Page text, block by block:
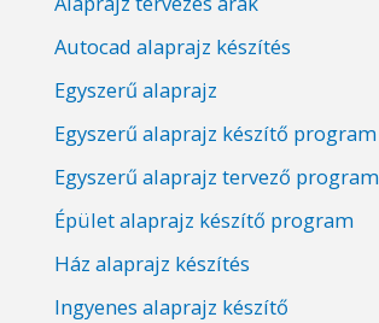
Autocad alaprajz készítés
Egyszerű alaprajz
Egyszerű alaprajz készítő program
Egyszerű alaprajz tervező program
Épület alaprajz készítő program
Ház alaprajz készítés
Ingyenes alaprajz készítő